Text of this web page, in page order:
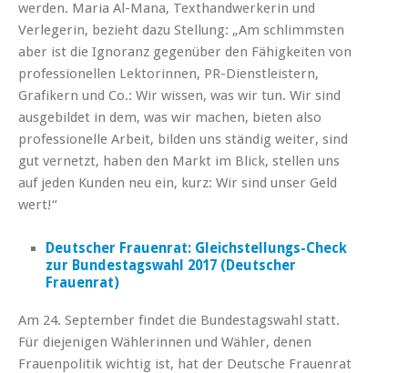
werden. Maria Al-Mana, Texthandwerkerin und
Verlegerin, bezieht dazu Stellung: „Am schlimmsten
aber ist die Ignoranz gegenüber den Fähigkeiten von
professionellen Lektorinnen, PR-Dienstleistern,
Grafikern und Co.: Wir wissen, was wir tun. Wir sind
ausgebildet in dem, was wir machen, bieten also
professionelle Arbeit, bilden uns ständig weiter, sind
gut vernetzt, haben den Markt im Blick, stellen uns
auf jeden Kunden neu ein, kurz: Wir sind unser Geld
wert!“
Deutscher Frauenrat: Gleichstellungs-Check
zur Bundestagswahl 2017 (Deutscher
Frauenrat)
Am 24. September findet die Bundestagswahl statt.
Für diejenigen Wählerinnen und Wähler, denen
Frauenpolitik wichtig ist, hat der Deutsche Frauenrat